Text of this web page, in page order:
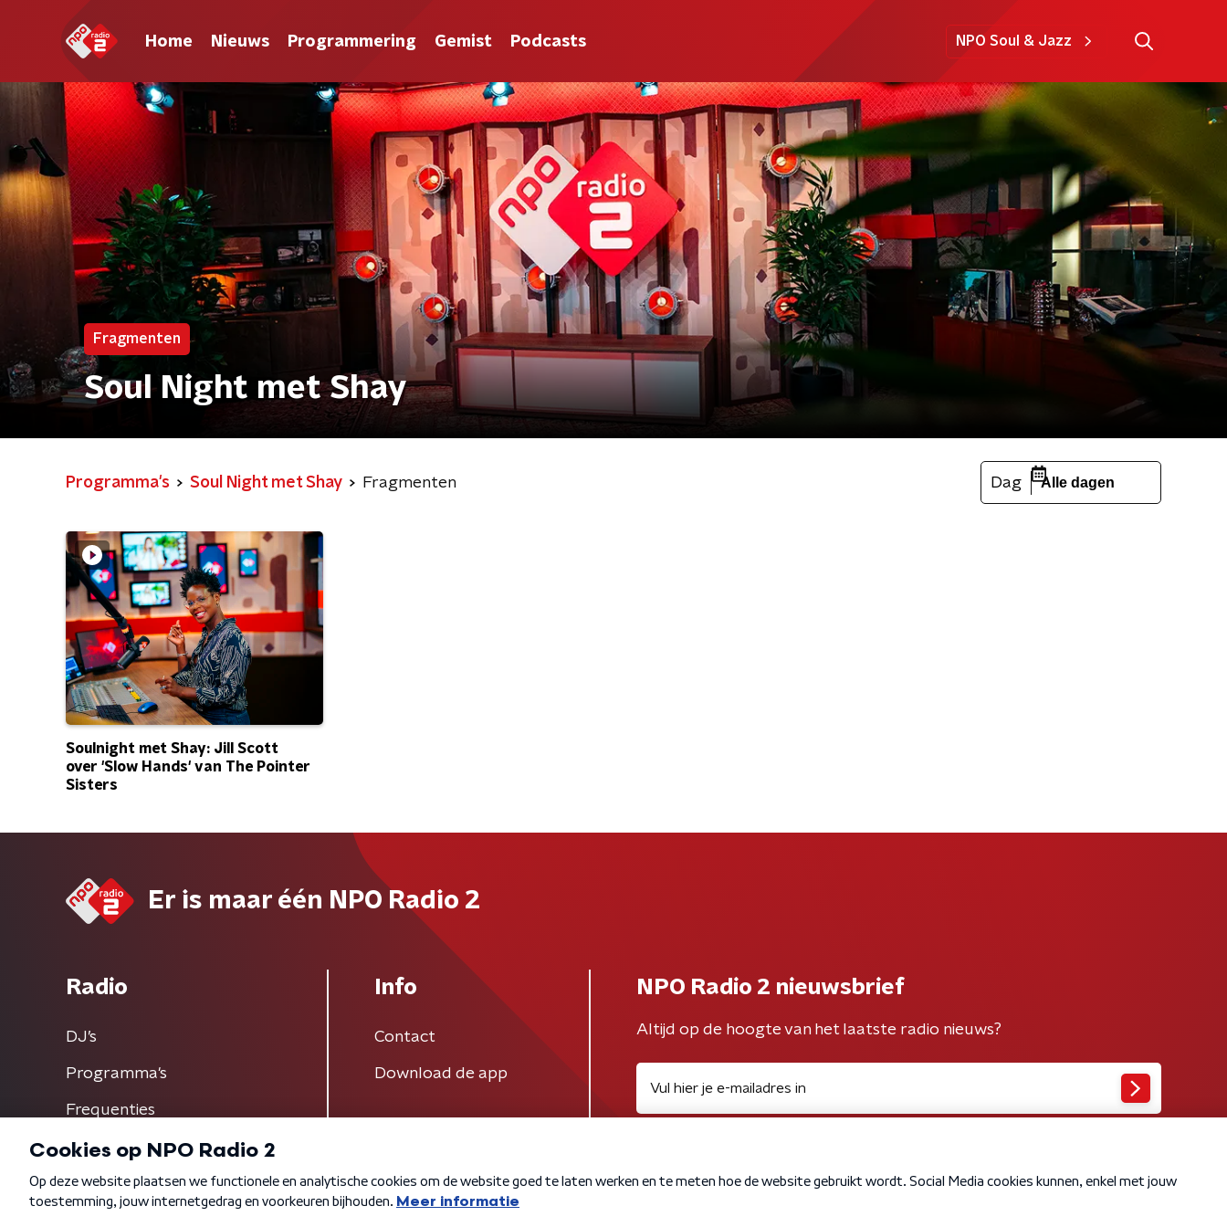
Home Nieuws Programmering Gemist Podcasts NPO Soul & Jazz
Fragmenten
Soul Night met Shay
Programma's Soul Night met Shay Fragmenten Dag Alle dagen
Soulnight met Shay: Jill Scott
over 'Slow Hands' van The Pointer
Sisters
Er is maar één NPO Radio 2
Radio
DJ’s
Programma's
Frequenties
Info
Contact
Download de app
NPO Radio 2 nieuwsbrief
Altijd op de hoogte van het laatste radio nieuws?
Algemene voorwaarden Privacybeleid